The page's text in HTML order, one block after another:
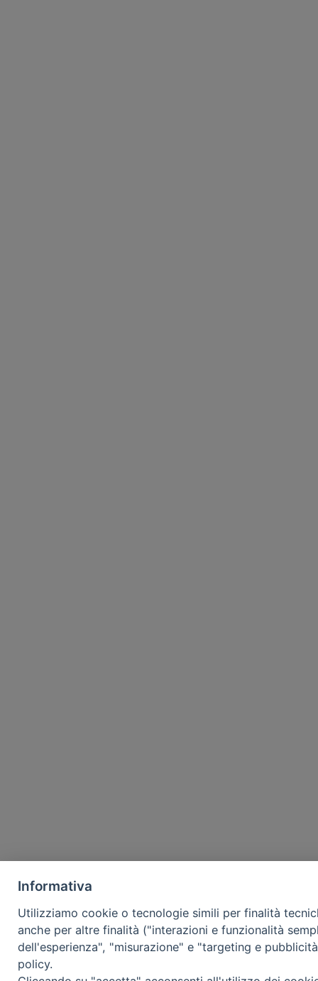
Informativa
Utilizziamo cookie o tecnologie simili per finalità
anche per altre finalità ("interazioni e funzionalità
dell'esperienza", "misurazione" e "targeting e
policy.